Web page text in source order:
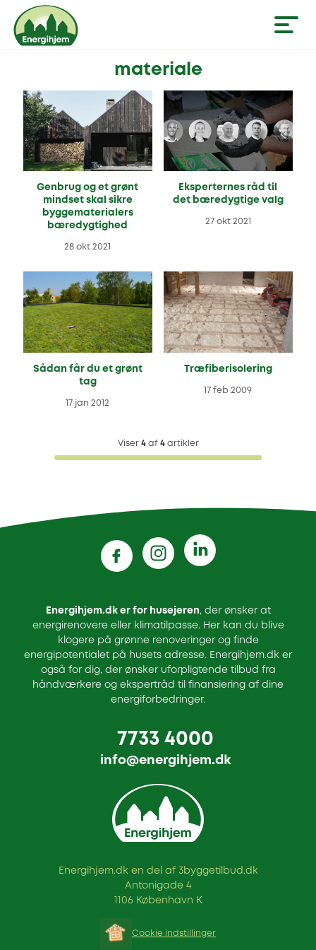
materiale
Genbrug og et grønt
mindset skal sikre
byggematerialers
bæredygtighed
28 okt 2021
Eksperternes råd til
det bæredygtige valg
27 okt 2021
Sådan får du et grønt
tag
17 jan 2012
Træfiberisolering
17 feb 2009
Viser 4af 4artikler
Energihjem.dk er for husejeren, der ønsker at
energirenovere eller klimatilpasse. Her kan du blive
klogere på grønne renoveringer og finde
energipotentialet på husets adresse. Energihjem.dk er
også for dig, der ønsker uforpligtende tilbud fra
håndværkere og ekspertråd til finansiering af dine
energiforbedringer.
7733 4000
info@energihjem.dk
Energihjem.dk en del af 3byggetilbud.dk
Antonigade 4
1106 København K
Cookie indstillinger